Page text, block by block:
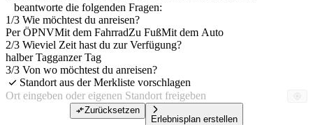
beantworte die folgenden Fragen:
1/3 Wie möchtest du anreisen?
Per ÖPNVMit dem FahrradZu FußMit dem Auto
2/3 Wieviel Zeit hast du zur Verfügung?
halber Tagganzer Tag
3/3 Von wo möchtest du anreisen?
Standort aus der Merkliste vorschlagen
Zurücksetzen
Erlebnisplan erstellen